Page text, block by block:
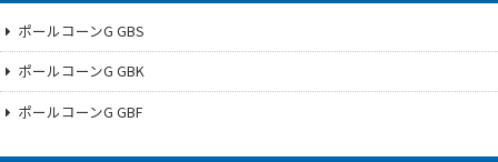
ポールコーンG GBS
ポールコーンG GBK
ポールコーンG GBF